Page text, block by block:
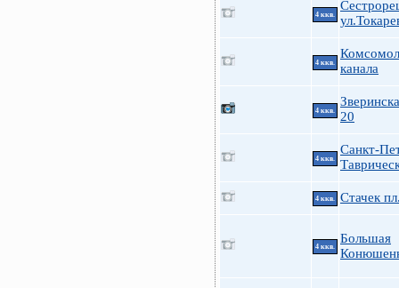
4 ккв.
4 ккв.
канала
4 ккв.
20
4 ккв.
Санкт-
4 ккв. Стачек
4 ккв.
Большая